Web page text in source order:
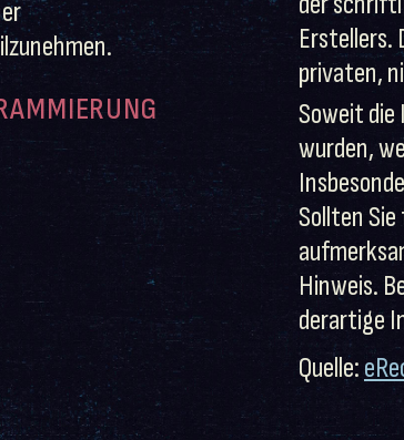
Erstellers.
privaten,
Soweit
wurden,
Sollten
Hinweis.
derartige
Quelle: